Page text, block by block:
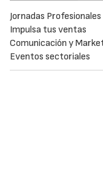
Jornadas Profesionales
Impulsa tus ventas
Comunicación y
Eventos sectoriales